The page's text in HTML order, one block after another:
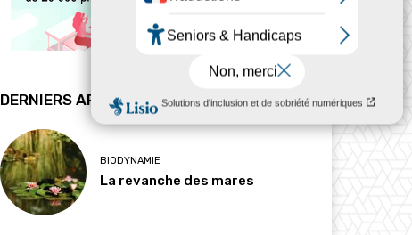
DERNIERS ARTICLES
BIODYNAMIE
La revanche des mares